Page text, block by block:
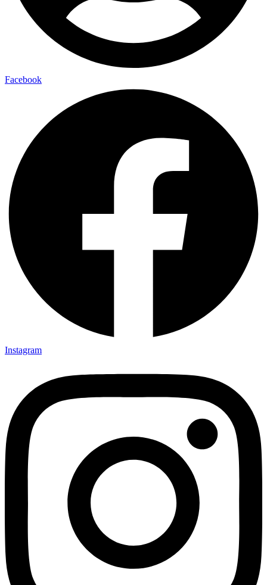
Facebook
Instagram